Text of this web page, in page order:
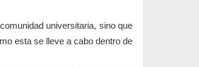
universitaria, sino que
esta se lleve a cabo dentro de